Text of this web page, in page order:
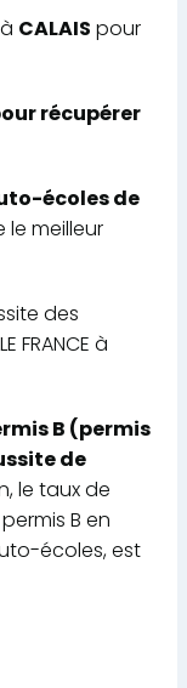
CALAIS pour
récupérer
écoles de
le meilleur
des
FRANCE à
B (permis
de
le taux de
B en
écoles, est